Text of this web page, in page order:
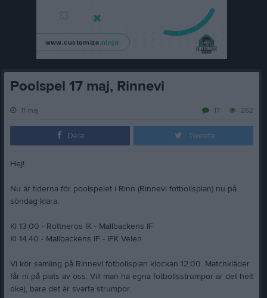
Poolspel 17 maj, Rinnevi
11 maj 262
17
Dela Tweeta
Hej!
Nu är tiderna för poolspelet i Rinn (Rinnevi fotbollsplan) nu på
söndag klara.
Kl 13:00 - Rottneros IK - Mallbackens IF
Kl 14.40 - Mallbackens IF - IFK Velen
Vi kör samling på Rinnevi fotbollsplan klockan 12:00. Matchkläder
får ni på plats av oss. Vill man ha egna fotbollsstrumpor är det helt
okej, bara det är svarta strumpor.